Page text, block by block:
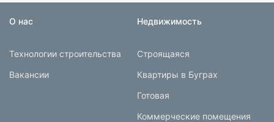
О нас
Технологии строительства
Вакансии
Недвижимость
Строящаяся
Квартиры в Буграх
Готовая
Коммерческие помещения